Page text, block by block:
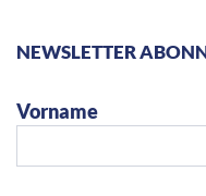
NEWSLETTER
Vorname